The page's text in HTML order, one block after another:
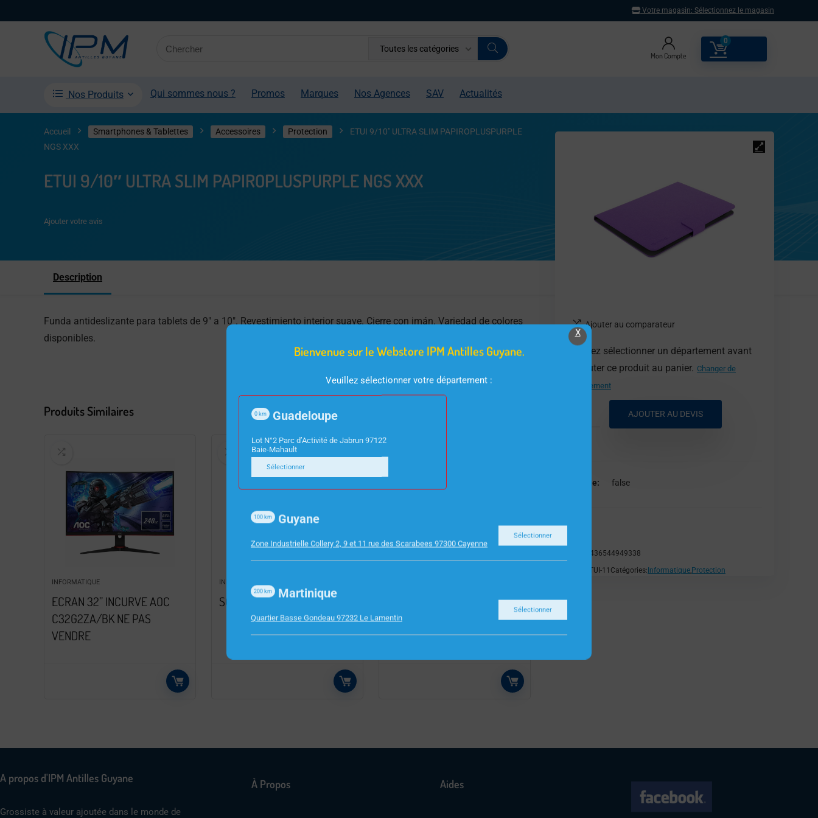
Votre magasin: Sélectionnez le magasin
Toutes les catégories
Mon Compte
0
Nos Produits Qui sommes nous ? Promos Marques Nos Agences SAV Actualités
Accueil Smartphones & Tablettes Accessoires Protection
ETUI 9/10″ ULTRA SLIM PAPIROPLUSPURPLE
NGS XXX
ETUI 9/10″ ULTRA SLIM PAPIROPLUSPURPLE NGS XXX
Ajouter au comparateur
Veuillez sélectionner un département avant
d'ajouter ce produit au panier. Changer de
département
AJOUTER AU DEVIS
Marque false
8436544949338
ETUI-11 Catégories:Informatique Protection
Ajouter votre avis
Description
Funda antideslizante para tablets de 9″ a 10″. Revestimiento interior suave. Cierre con imán. Variedad de colores
disponibles.
Produits Similaires
INFORMATIQUE
ECRAN 32” INCURVE AOC
C32G2ZA/BK NE PAS
VENDRE
INFORMATIQUE
SOURIS CHERRY GENTIX
SAMSUNG LC49G95TSSPXEN
A propos d'IPM Antilles Guyane
Grossiste à valeur ajoutée dans le monde de
À Propos Aides
X
Bienvenue sur le Webstore IPM Antilles Guyane.
Veuillez sélectionner votre département :
Guadeloupe
0 km
Lot N°2 Parc d’Activité de Jabrun 97122
Baie-Mahault
Sélectionner
Guyane
100 km
Zone Industrielle Collery 2, 9 et 11 rue des Scarabees 97300 Cayenne
Sélectionner
Martinique
200 km
Quartier Basse Gondeau 97232 Le Lamentin
Sélectionner